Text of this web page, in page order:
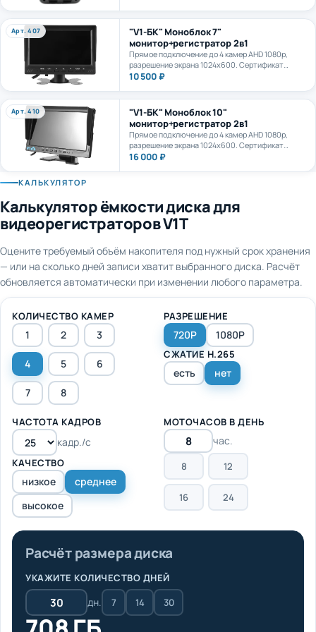
microSD до 1Тб.
Арт. 407
"V1-БК" Моноблок 7"
монитор+регистратор 2в1
Прямое подключение до 4 камер AHD 1080p,
разрешение экрана 1024х600. Сертификат
ПП969.
10 500 ₽
Арт. 410
"V1-БК" Моноблок 10"
монитор+регистратор 2в1
Прямое подключение до 4 камер AHD 1080p,
разрешение экрана 1024х600. Сертификат
ПП969.
16 000 ₽
КАЛЬКУЛЯТОР
Калькулятор ёмкости диска для
видеорегистраторов V1T
— или на сколько дней записи хватит выбранного диска. Расчёт
обновляется автоматически при изменении любого параметра.
1 2 3
4 5 6
7 8
720P 1080P
СЖАТИЕ H.265
есть нет
КАЧЕСТВО
низкое
среднее
высокое
Расчёт размера диска
7 14 30
708 ГБ